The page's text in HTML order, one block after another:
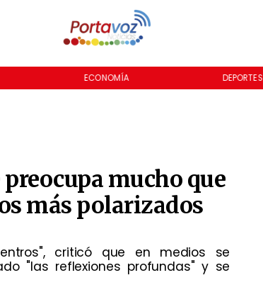
ECONOMÍA DEPORTES
mucho que
más polarizados
criticó que en medios se
"las reflexiones profundas" y se